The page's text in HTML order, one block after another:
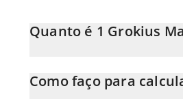
Quanto é 1 Grokius
Neste momento, 1 Grokius
Como faço para